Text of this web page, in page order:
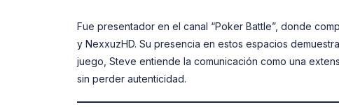
Fue presentador en el canal “Poker Battle”, donde
y NexxuzHD. Su presencia en estos espacios
juego, Steve entiende la comunicación como una
sin perder autenticidad.